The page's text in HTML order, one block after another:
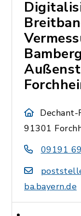
91301
09191
ba.bayern.de